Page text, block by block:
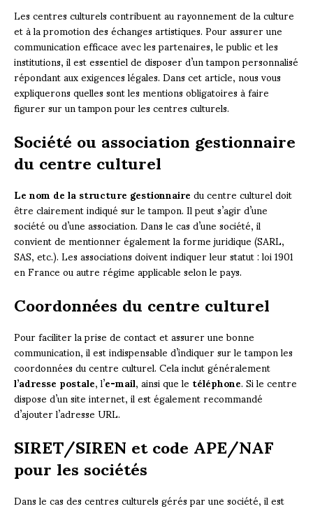
Les centres culturels contribuent au rayonnement de la culture
et à la promotion des échanges artistiques. Pour assurer une
communication efficace avec les partenaires, le public et les
institutions, il est essentiel de disposer d’un tampon personnalisé
répondant aux exigences légales. Dans cet article, nous vous
expliquerons quelles sont les mentions obligatoires à faire
figurer sur un tampon pour les centres culturels.
Société ou association gestionnaire
du centre culturel
Le nom de la structure gestionnairedu centre culturel doit
être clairement indiqué sur le tampon. Il peut s’agir d’une
société ou d’une association. Dans le cas d’une société, il
convient de mentionner également la forme juridique (SARL,
SAS, etc.). Les associations doivent indiquer leur statut : loi 1901
en France ou autre régime applicable selon le pays.
Coordonnées du centre culturel
Pour faciliter la prise de contact et assurer une bonne
communication, il est indispensable d’indiquer sur le tampon les
coordonnées du centre culturel. Cela inclut généralement
l’adresse postale, l’e-mail, ainsi que letéléphone. Si le centre
dispose d’un site internet, il est également recommandé
d’ajouter l’adresse URL.
SIRET/SIREN et code APE/NAF
pour les sociétés
Dans le cas des centres culturels gérés par une société, il est